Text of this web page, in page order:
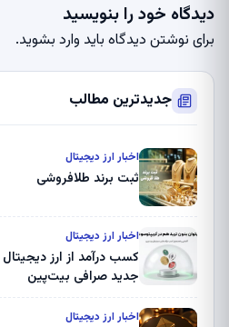
دیدگاه خود را بنویسید
برای نوشتن دیدگاه باید وارد بشوید.
جدیدترین مطالب
اخبار ارز دیجیتال
ثبت برند طلافروشی
اخبار ارز دیجیتال
کسب درآمد از ارز
جدید صرافی بیت‌پین
اخبار ارز دیجیتال